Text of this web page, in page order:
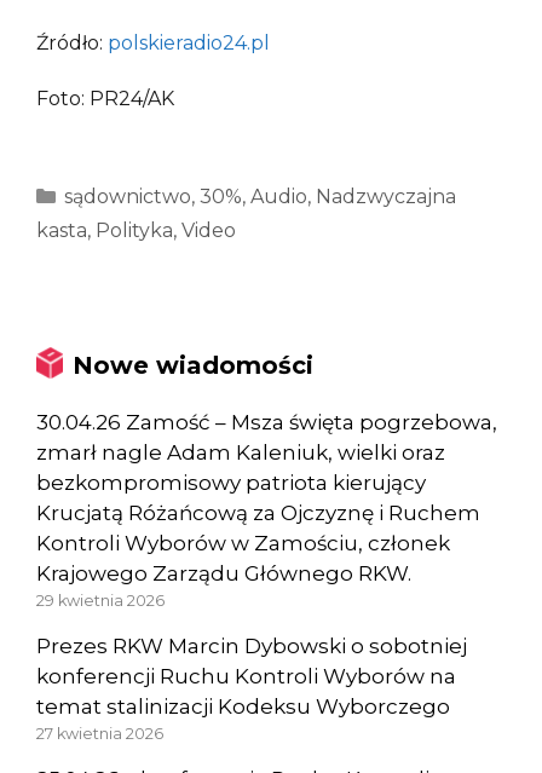
Źródło: polskieradio24.pl
Foto: PR24/AK
Kategorie
sądownictwo, 30%, Audio, Nadzwyczajna
kasta, Polityka, Video
Nowe wiadomości
30.04.26 Zamość – Msza święta pogrzebowa,
zmarł nagle Adam Kaleniuk, wielki oraz
bezkompromisowy patriota kierujący
Krucjatą Różańcową za Ojczyznę i Ruchem
Kontroli Wyborów w Zamościu, członek
Krajowego Zarządu Głównego RKW.
29 kwietnia 2026
Prezes RKW Marcin Dybowski o sobotniej
konferencji Ruchu Kontroli Wyborów na
temat stalinizacji Kodeksu Wyborczego
27 kwietnia 2026